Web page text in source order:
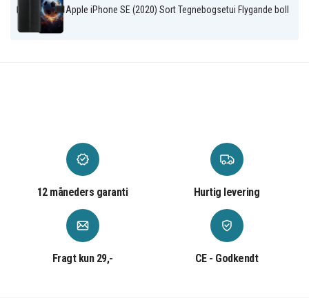
Materiale
Apple iPhone SE (2020) Sort Tegnebogsetui Flygande boll
12 måneders garanti Hurtig levering
Fragt kun 29,- CE - Godkendt